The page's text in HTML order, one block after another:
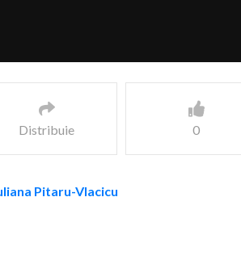
Distribuie 0
Pitaru-Vlacicu